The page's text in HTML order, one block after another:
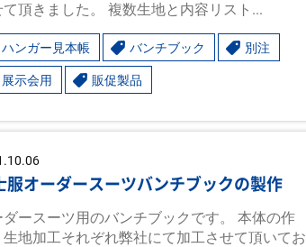
て頂きました。 複数生地と内容リスト...
ハンガー見本帳 バンチブック 別注
展示会用 販促製品
服オーダースーツバンチブックの製作
ダースーツ用のバンチブックです。 本体の作
生地加工それぞれ弊社にて加工させて頂いてお